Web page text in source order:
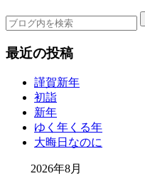
最近の投稿
謹賀新年
初詣
新年
ゆく年くる年
大晦日なのに
2026年8月